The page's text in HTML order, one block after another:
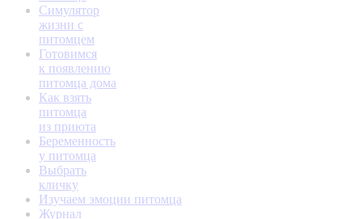
Симулятор
жизни с
питомцем
Готовимся
к появлению
питомца дома
Как взять
питомца
из приюта
Беременность
у питомца
Выбрать
кличку
Изучаем эмоции питомца
Журнал